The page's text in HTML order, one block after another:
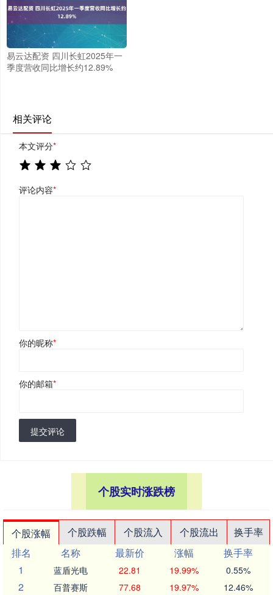
易云达配资 四川长虹2025年一
季度营收同比增长约12.89%
相关评论
本文评分*
评论内容*
你的昵称*
你的邮箱*
提交评论
个股实时涨跌榜
个股涨幅 个股跌幅 个股流入 个股流出
换手率
排名
名称 最新价 涨幅
换手率
1
蓝盾光电 22.81 19.99% 0.55%
2 百普赛斯 77.68 19.97% 12.46%